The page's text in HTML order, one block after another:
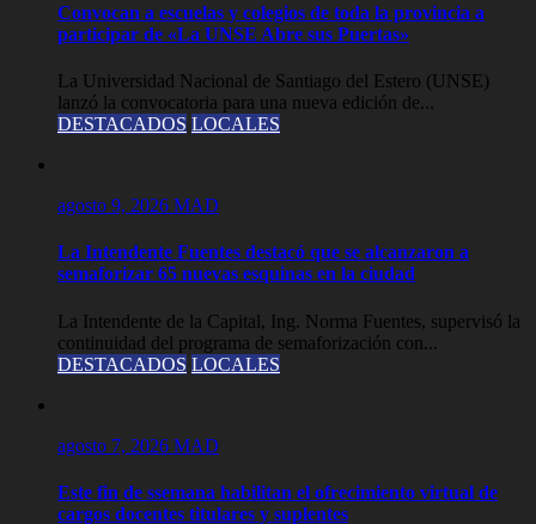
Convocan a escuelas y colegios de toda la provincia a
participar de «La UNSE Abre sus Puertas»
La Universidad Nacional de Santiago del Estero (UNSE)
lanzó la convocatoria para una nueva edición de...
DESTACADOS LOCALES
agosto 9, 2026 MAD
La Intendente Fuentes destacó que se alcanzaron a
semaforizar 65 nuevas esquinas en la ciudad
La Intendente de la Capital, Ing. Norma Fuentes, supervisó la
continuidad del programa de semaforización con...
DESTACADOS LOCALES
agosto 7, 2026 MAD
Este fin de ssemana habilitan el ofrecimiento virtual de
cargos docentes titulares y suplentes